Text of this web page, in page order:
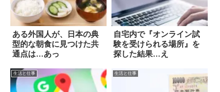
ある外国人が、日本の典
型的な朝食に見つけた共
通点は…あっ
自宅内で『オンライン試
験を受けられる場所』を
探した結果…え
生活と仕事 生活と仕事